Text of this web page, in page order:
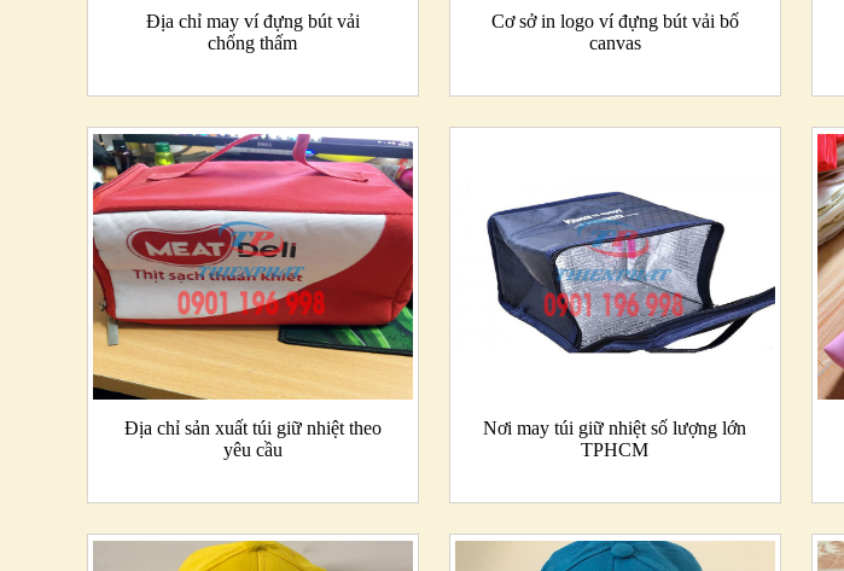
Địa chỉ may ví đựng bút vải
chống thấm
Cơ sở in logo ví đựng bút vải bố
canvas
Địa chỉ sản xuất túi giữ nhiệt theo
yêu cầu
Nơi may túi giữ nhiệt số lượng lớn
TPHCM